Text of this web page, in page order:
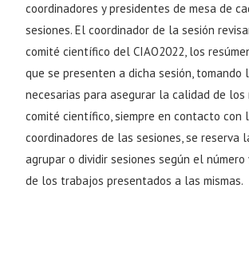
coordinadores y presidentes de mesa de
sesiones. El coordinador de la sesión
comité científico del CIAO2022, los
que se presenten a dicha sesión, tomando
necesarias para asegurar la calidad de los
comité científico, siempre en contacto con
coordinadores de las sesiones, se reserva
agrupar o dividir sesiones según el
de los trabajos presentados a las mismas.